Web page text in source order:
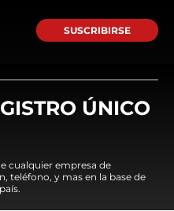
SUSCRIBIRSE
ÚNICO
cualquier empresa de
teléfono, y mas en la base de